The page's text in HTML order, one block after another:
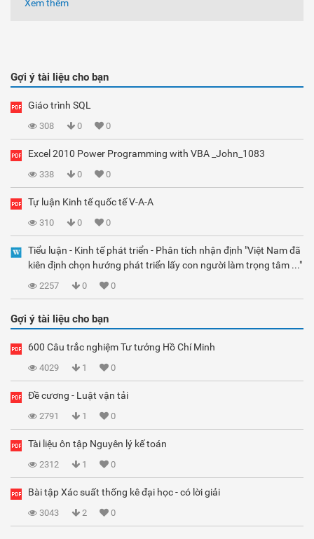
Xem thêm
Gợi ý tài liệu cho bạn
Giáo trình SQL
308 0 0
Excel 2010 Power Programming with VBA _John_1083
338 0 0
Tự luận Kinh tế quốc tế V-A-A
310 0 0
Tiểu luận - Kinh tế phát triển - Phân tích nhận định "Việt Nam đã
kiên định chọn hướng phát triển lấy con người làm trọng tâm ..."
2257 0 0
Gợi ý tài liệu cho bạn
600 Câu trắc nghiệm Tư tưởng Hồ Chí Minh
4029 1 0
Đề cương - Luật vận tải
2791 1 0
Tài liệu ôn tập Nguyên lý kế toán
2312 1 0
Bài tập Xác suất thống kê đại học - có lời giải
3043 2 0